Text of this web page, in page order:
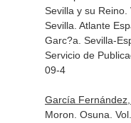
Sevilla y su Reino.
Sevilla. Atlante
Garc?a . Sevilla-
Servicio de
09-4
García
Moron. Osuna.